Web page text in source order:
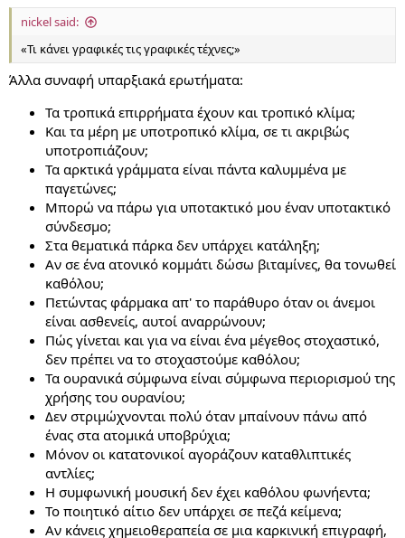
nickel said:
«Τι κάνει γραφικές τις γραφικές τέχνες;»
Άλλα συναφή υπαρξιακά ερωτήματα:
Τα τροπικά επιρρήματα έχουν και τροπικό κλίμα;
Και τα μέρη με υποτροπικό κλίμα, σε τι ακριβώς
υποτροπιάζουν;
Τα αρκτικά γράμματα είναι πάντα καλυμμένα με
παγετώνες;
Μπορώ να πάρω για υποτακτικό μου έναν υποτακτικό
σύνδεσμο;
Στα θεματικά πάρκα δεν υπάρχει κατάληξη;
Αν σε ένα ατονικό κομμάτι δώσω βιταμίνες, θα τονωθεί
καθόλου;
Πετώντας φάρμακα απ' το παράθυρο όταν οι άνεμοι
είναι ασθενείς, αυτοί αναρρώνουν;
Πώς γίνεται και για να είναι ένα μέγεθος στοχαστικό,
δεν πρέπει να το στοχαστούμε καθόλου;
Τα ουρανικά σύμφωνα είναι σύμφωνα περιορισμού της
χρήσης του ουρανίου;
Δεν στριμώχνονται πολύ όταν μπαίνουν πάνω από
ένας στα ατομικά υποβρύχια;
Μόνον οι κατατονικοί αγοράζουν καταθλιπτικές
αντλίες;
Η συμφωνική μουσική δεν έχει καθόλου φωνήεντα;
Το ποιητικό αίτιο δεν υπάρχει σε πεζά κείμενα;
Αν κάνεις χημειοθεραπεία σε μια καρκινική επιγραφή,